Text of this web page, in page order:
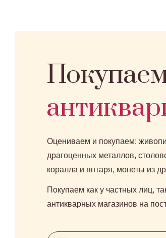
Оцениваем и покупаем:
драгоценных металлов,
коралла и янтаря, монеты из
Покупаем как у частных лиц,
антикварных магазинов на